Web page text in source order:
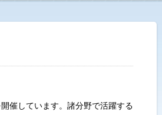
催しています。諸分野で活躍する